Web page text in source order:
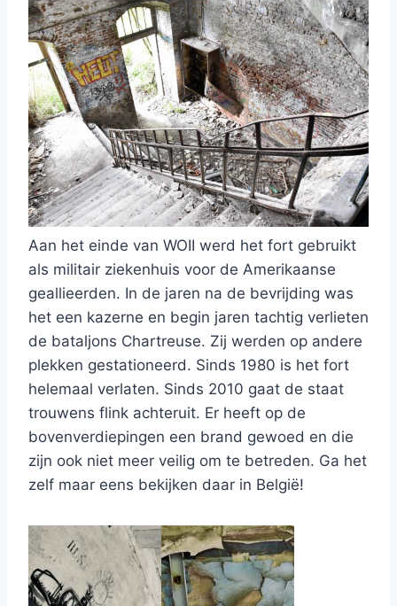
Aan het einde van WOII werd het fort gebruikt
als militair ziekenhuis voor de Amerikaanse
geallieerden. In de jaren na de bevrijding was
het een kazerne en begin jaren tachtig verlieten
de bataljons Chartreuse. Zij werden op andere
plekken gestationeerd. Sinds 1980 is het fort
helemaal verlaten. Sinds 2010 gaat de staat
trouwens flink achteruit. Er heeft op de
bovenverdiepingen een brand gewoed en die
zijn ook niet meer veilig om te betreden. Ga het
zelf maar eens bekijken daar in België!